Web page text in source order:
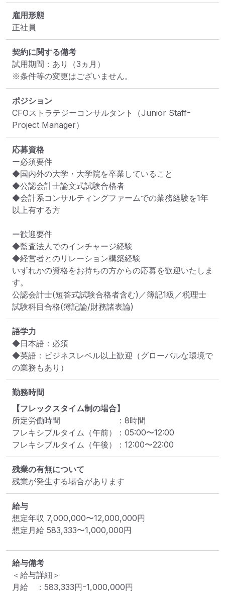
雇用形態
正社員
契約に関する備考
試用期間：あり（3ヵ月）
※条件等の変更はございません。
ポジション
CFOストラテジーコンサルタント（Junior Staffｰ
Project Manager）
応募資格
ー必須要件
◆国内外の大学・大学院を卒業していること
◆公認会計士論文式試験合格者
◆会計系コンサルティングファームでの業務経験を1年
以上有する方
ー歓迎要件
◆監査法人でのインチャージ経験
◆経営者とのリレーション構築経験
いずれかの資格をお持ちの方からの応募を歓迎いたしま
す。
公認会計士(短答式試験合格者含む)／簿記1級／税理士
試験科目合格(簿記論/財務諸表論)
語学力
◆日本語：必須
◆英語：ビジネスレベル以上歓迎（グローバルな環境で
の業務もあり）
勤務時間
【フレックスタイム制の場合】
所定労働時間
： 8時間
フレキシブルタイム（午前）
： 05:00〜12:00
フレキシブルタイム（午後）
： 12:00〜22:00
残業の有無について
残業が発生する場合があります
給与
想定年収 7,000,000〜12,000,000円
想定月給 583,333〜1,000,000円
給与備考
＜給与詳細＞
月給　：583,333円ｰ1,000,000円